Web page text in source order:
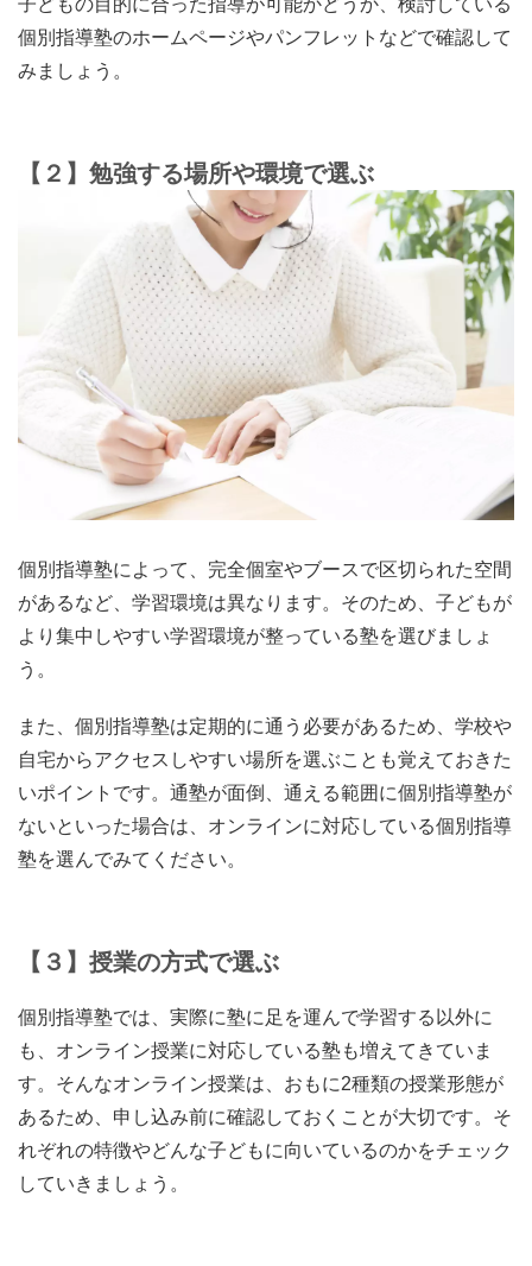
個別指導塾のホームページやパンフレットなどで確認して
みましょう。
【２】勉強する場所や環境で選ぶ
個別指導塾によって、完全個室やブースで区切られた空間
があるなど、学習環境は異なります。そのため、 子どもが
より集中しやすい学習環境が整っている塾を選びましょ
う。
また、個別指導塾は定期的に通う必要があるため、学校や
自宅からアクセスしやすい場所を選ぶことも覚えておきた
いポイントです。通塾が面倒、通える範囲に個別指導塾が
ないといった場合は、オンラインに対応している個別指導
塾を選んでみてください。
【３】授業の方式で選ぶ
個別指導塾では、実際に塾に足を運んで学習する以外に
も、オンライン授業に対応している塾も増えてきていま
す。そんなオンライン授業は、おもに2種類の授業形態が
あるため、申し込み前に確認しておくことが大切です。そ
れぞれの特徴やどんな子どもに向いているのかをチェック
していきましょう。